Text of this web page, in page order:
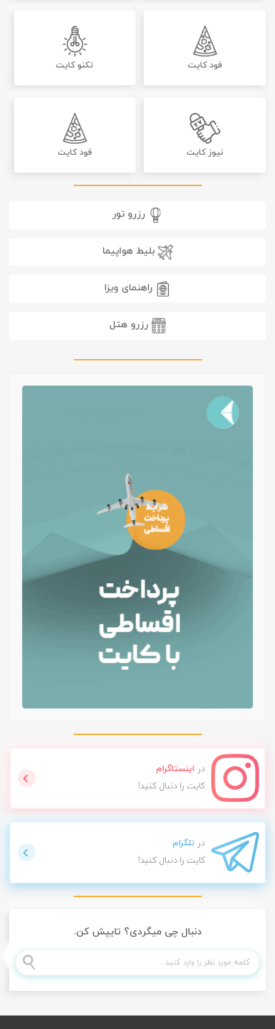
فود کایت تکنو کایت
نیوز کایت فود کایت
رزرو تور
بلیط هواپیما
راهنمای ویزا
رزرو هتل
در اینستاگرام
کایت را دنبال کنید!
در تلگرام
کایت را دنبال کنید!
دنبال چی میگردی؟ تایپش کن.